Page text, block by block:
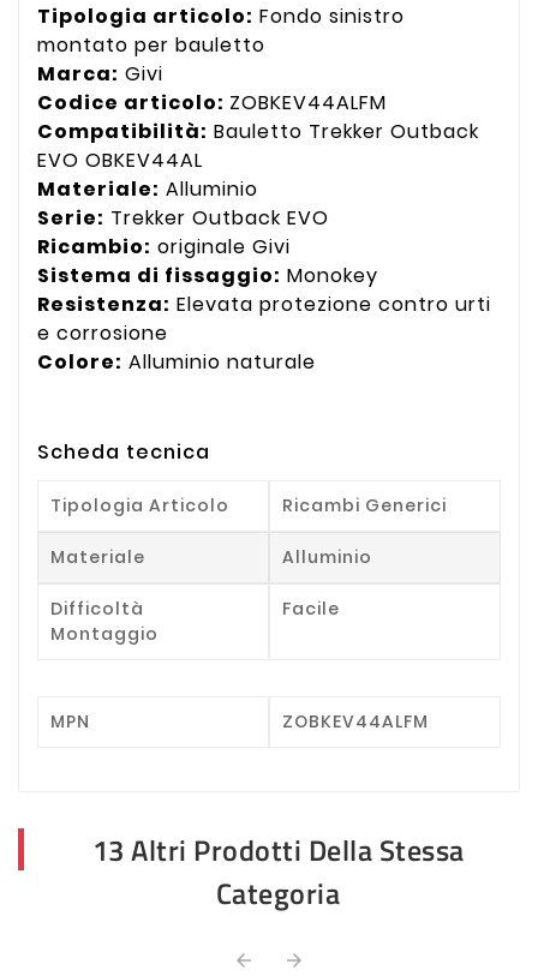
Tipologia articolo: Fondo sinistro
montato per bauletto
Marca: Givi
Codice articolo: ZOBKEV44ALFM
Compatibilità: Bauletto Trekker Outback
EVO OBKEV44AL
Materiale: Alluminio
Serie: Trekker Outback EVO
Ricambio: originale Givi
Sistema di fissaggio: Monokey
Resistenza: Elevata protezione contro urti
e corrosione
Colore: Alluminio naturale
Scheda tecnica
Tipologia Articolo Ricambi Generici
Materiale Alluminio
Difficoltà
Montaggio
Facile
MPN ZOBKEV44ALFM
13 Altri Prodotti Della Stessa
Categoria
 